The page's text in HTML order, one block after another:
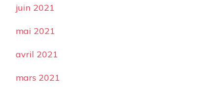
juin 2021
mai 2021
avril 2021
mars 2021